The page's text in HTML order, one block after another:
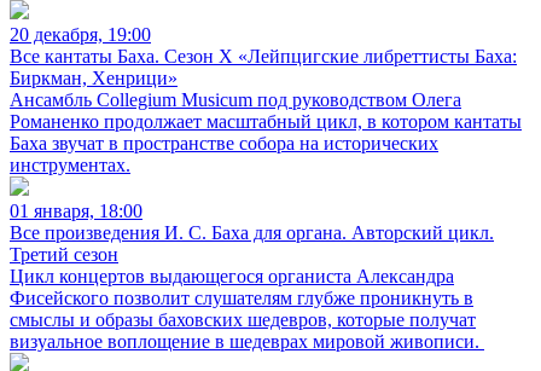
20 декабря, 19:00
Все кантаты Баха. Сезон X «Лейпцигские либреттисты Баха:
Биркман, Хенрици»
Ансамбль Collegium Musicum под руководством Олега
Романенко продолжает масштабный цикл, в котором кантаты
Баха звучат в пространстве собора на исторических
инструментах.
01 января, 18:00
Все произведения И. С. Баха для органа. Авторский цикл.
Третий сезон
Цикл концертов выдающегося органиста Александра
Фисейского позволит слушателям глубже проникнуть в
смыслы и образы баховских шедевров, которые получат
визуальное воплощение в шедеврах мировой живописи.